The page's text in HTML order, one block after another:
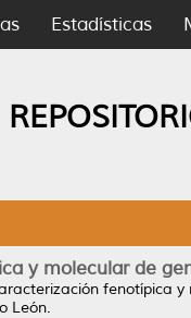
Estadísticas
y molecular de
fenotípica y
León.